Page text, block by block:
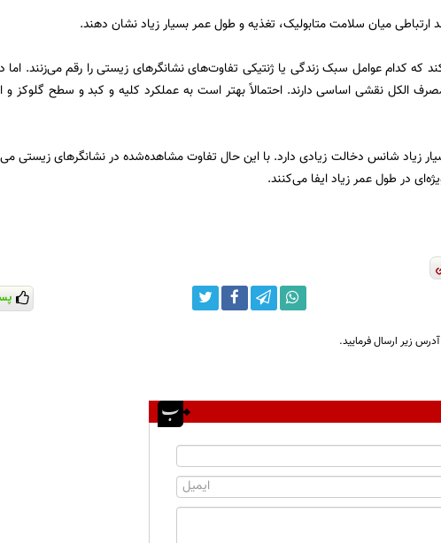
میان سلامت متابولیک، تغذیه و طول عمر بسیار زیاد نشان دهند.
که کدام عوامل سبک زندگی یا ژنتیکی تفاوت‌های نشانگرهای زیستی را رقم می‌زنند. اما
الکل نقشی اساسی دارند. احتمالاً بهتر است به عملکرد کلیه و کبد و سطح گلوکز و
زیاد شانس دخالت زیادی دارد. با این حال تفاوت مشاهده‌شده در نشانگرهای زیستی
در طول عمر زیاد ایفا می‌کنند.
زیر ارسال فرمایید.